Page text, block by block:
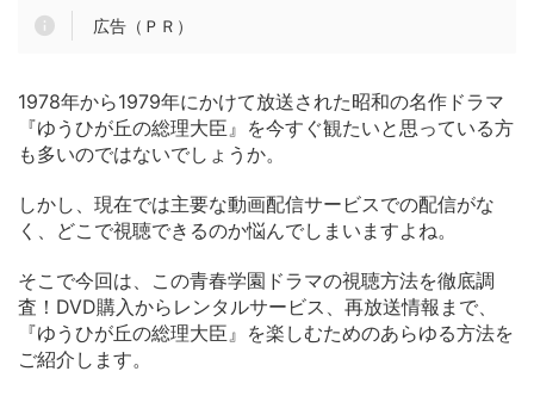
広告（ＰＲ）
1978年から1979年にかけて放送された昭和の名作ドラマ
『ゆうひが丘の総理大臣』を今すぐ観たいと思っている方
も多いのではないでしょうか。
しかし、現在では主要な動画配信サービスでの配信がな
く、どこで視聴できるのか悩んでしまいますよね。
そこで今回は、この青春学園ドラマの視聴方法を徹底調
査！DVD購入からレンタルサービス、再放送情報まで、
『ゆうひが丘の総理大臣』を楽しむためのあらゆる方法を
ご紹介します。